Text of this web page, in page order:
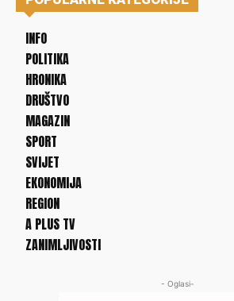
INFO
POLITIKA
HRONIKA
DRUŠTVO
MAGAZIN
SPORT
SVIJET
EKONOMIJA
REGION
A PLUS TV
ZANIMLJIVOSTI
- Oglasi-